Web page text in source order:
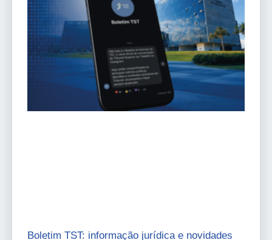
Boletim TST: informação jurídica e novidades